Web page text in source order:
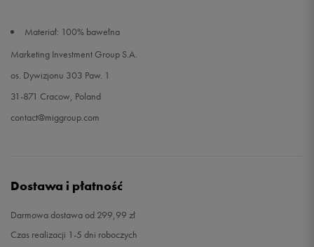
Materiał: 100% bawełna
Marketing Investment Group S.A.
os. Dywizjonu 303 Paw. 1
31-871 Cracow, Poland
contact@miggroup.com
Dostawa i płatność
Darmowa dostawa od 299,99 zł
Czas realizacji 1-5 dni roboczych